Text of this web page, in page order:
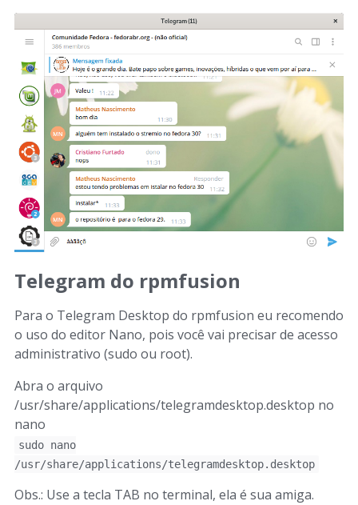
Telegram do rpmfusion
Para o Telegram Desktop do rpmfusion eu recomendo
o uso do editor Nano, pois você vai precisar de acesso
administrativo (sudo ou root).
Abra o arquivo
/usr/share/applications/telegramdesktop.desktop no
nano
sudo nano
/usr/share/applications/telegramdesktop.desktop
Obs.: Use a tecla TAB no terminal, ela é sua amiga.